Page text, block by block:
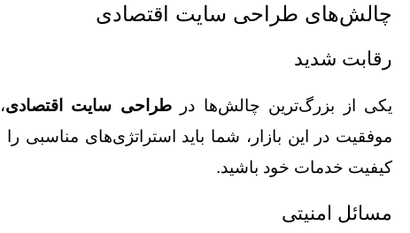
چالش‌های طراحی سایت اقتصادی
رقابت شدید
یکی از بزرگ‌ترین چالش‌ها درطراحی سایت اقتصادی
موفقیت در این بازار، شما باید استراتژی‌های مناسبی را
کیفیت خدمات خود باشید.
مسائل امنیتی